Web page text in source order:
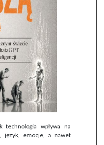
technologia wpływa na
język, emocje, a nawet